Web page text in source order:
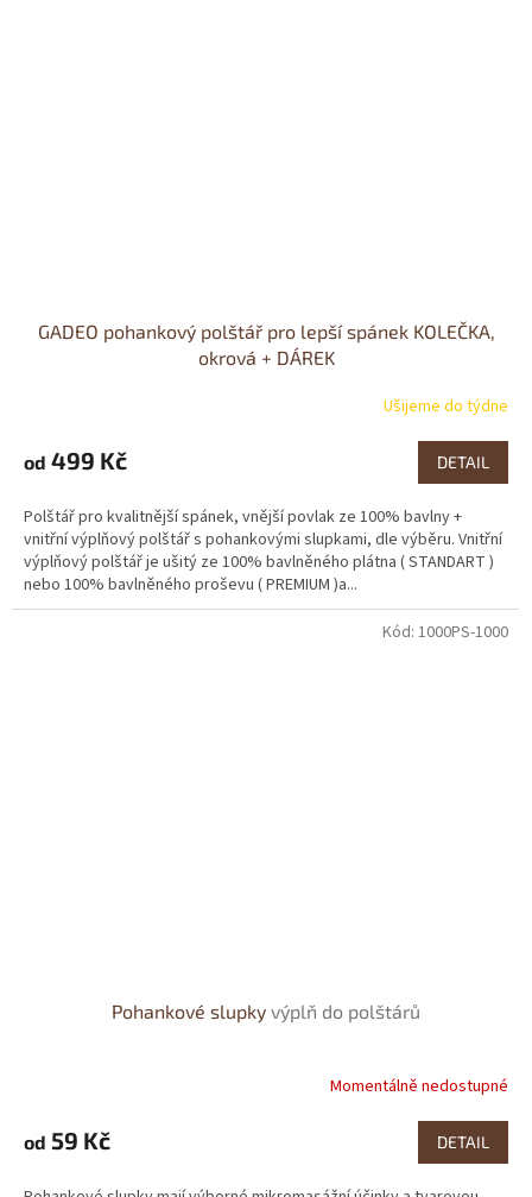
GADEO pohankový polštář pro lepší spánek KOLEČKA,
okrová + DÁREK
Ušijeme do týdne
od 499 Kč DETAIL
Polštář pro kvalitnější spánek, vnější povlak ze 100% bavlny +
vnitřní výplňový polštář s pohankovými slupkami, dle výběru. Vnitřní
výplňový polštář je ušitý ze 100% bavlněného plátna ( STANDART )
nebo 100% bavlněného proševu ( PREMIUM )a...
Pohankové slupky výplň do polštárů
produktu
je
Momentálně nedostupné
od 59 Kč DETAIL
Kód: 1000PS-1000